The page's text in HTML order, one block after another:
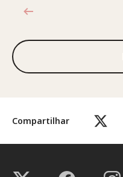
Compartilhar